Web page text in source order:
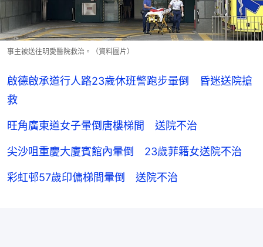
事主被送往明愛醫院救治。（資料圖片）
啟德啟承道行人路23歲休班警跑步暈倒 昏迷送院搶
救
旺角廣東道女子暈倒唐樓梯間 送院不治
尖沙咀重慶大廈賓館內暈倒 23歲菲籍女送院不治
彩虹邨57歲印傭梯間暈倒 送院不治